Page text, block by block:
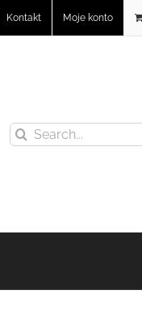
Kontakt Moje konto
Search
for: